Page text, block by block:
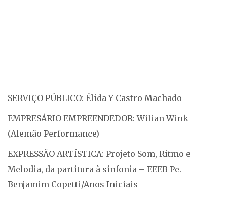
SERVIÇO PÚBLICO: Élida Y Castro Machado
EMPRESÁRIO EMPREENDEDOR: Wilian Wink
(Alemão Performance)
EXPRESSÃO ARTÍSTICA: Projeto Som, Ritmo e
Melodia, da partitura à sinfonia – EEEB Pe.
Benjamim Copetti/Anos Iniciais